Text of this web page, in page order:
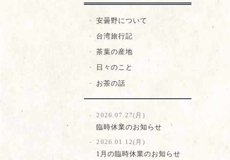
安曇野について
台湾旅行記
茶葉の産地
日々のこと
お茶の話
2026.07.27(月)
臨時休業のお知らせ
2026.01.12(月)
1月の臨時休業のお知らせ